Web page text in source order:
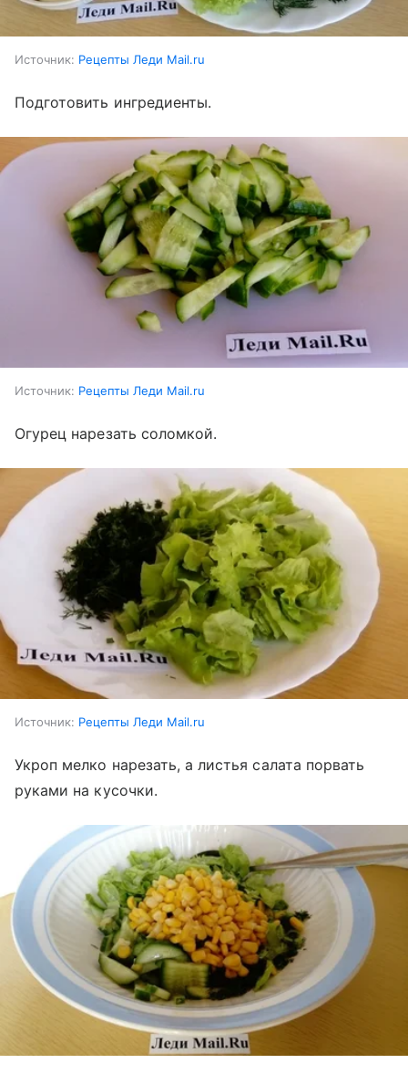
Источник: Рецепты Леди Mail.ru
Подготовить ингредиенты.
Источник: Рецепты Леди Mail.ru
Огурец нарезать соломкой.
Источник: Рецепты Леди Mail.ru
Укроп мелко нарезать, а листья салата порвать
руками на кусочки.